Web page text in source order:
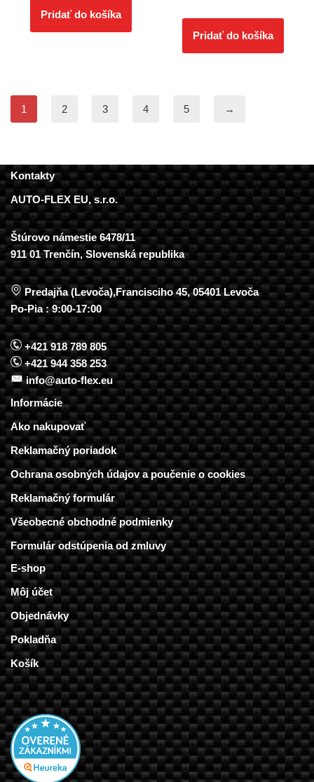
Pridať do košíka
Pridať do košíka
1 2 3 4 5 →
Kontakty
AUTO-FLEX EU, s.r.o.
Štúrovo námestie 6478/11
911 01 Trenčín, Slovenská republika
Predajňa (Levoča),Francisciho 45, 05401 Levoča
Po-Pia : 9:00-17:00
+421 918 789 805
+421 944 358 253
info@auto-flex.eu
Informácie
Ako nakupovať
Reklamačný poriadok
Ochrana osobných údajov a poučenie o cookies
Reklamačný formulár
Všeobecné obchodné podmienky
Formulár odstúpenia od zmluvy
E-shop
Môj účet
Objednávky
Pokladňa
Košík